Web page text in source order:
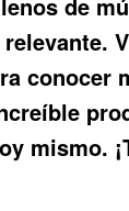
conocer
mismo.